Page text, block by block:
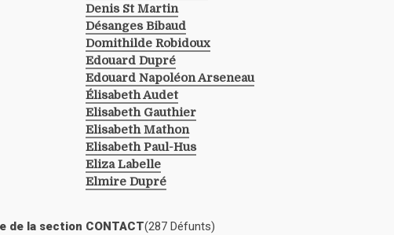
Denis St Martin
Désanges Bibaud
Domithilde Robidoux
Edouard Dupré
Edouard Napoléon Arseneau
Élisabeth Audet
Elisabeth Gauthier
Elisabeth Mathon
Elisabeth Paul-Hus
Eliza Labelle
Elmire Dupré
de la section CONTACT(287 Défunts)